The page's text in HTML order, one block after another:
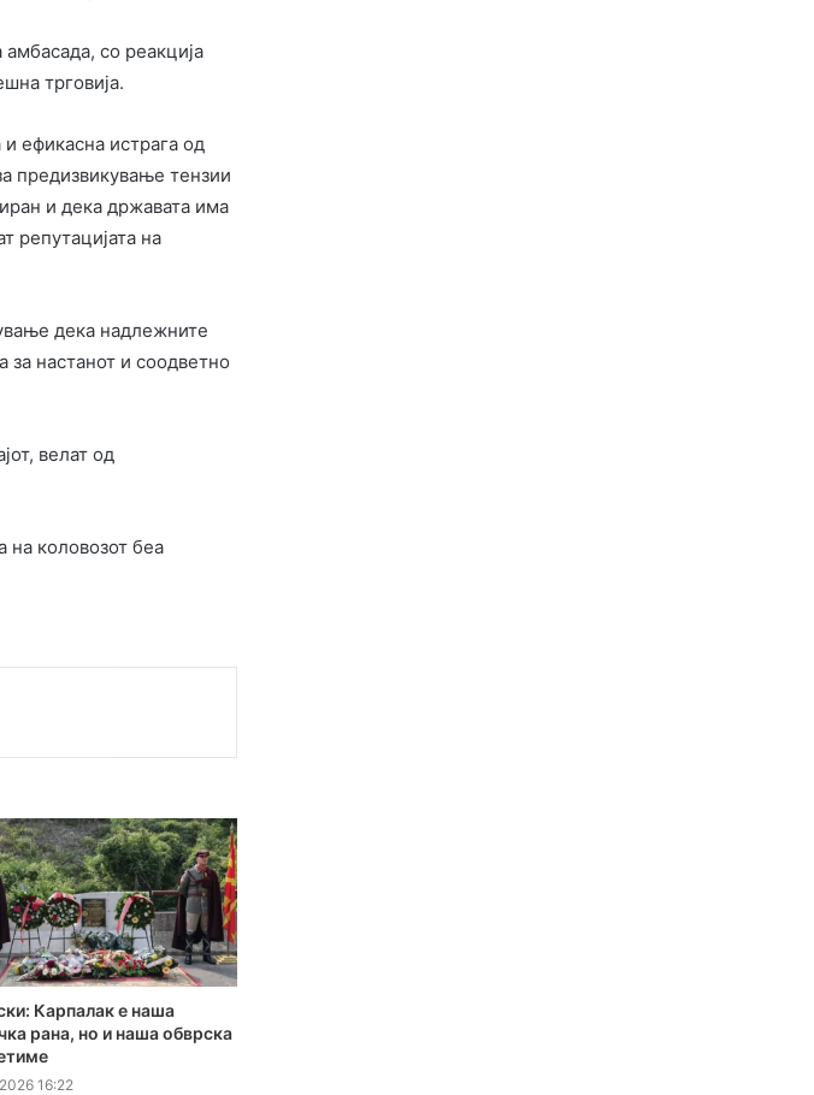
со реакција
трговија.
и ефикасна истрага од
предизвикување тензии
и дека државата има
репутацијата на
дека надлежните
за настанот и соодветно
велат од
на коловозот беа
Карпалак е наша
рана, но и наша обврска
16:22